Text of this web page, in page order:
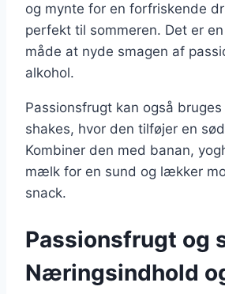
og mynte for en forfriskende
perfekt til sommeren. Det er
måde at nyde smagen af
alkohol.
Passionsfrugt kan også
shakes, hvor den tilføjer en
Kombiner den med banan,
mælk for en sund og lækker
snack.
Passionsfrugt og
Næringsindhold